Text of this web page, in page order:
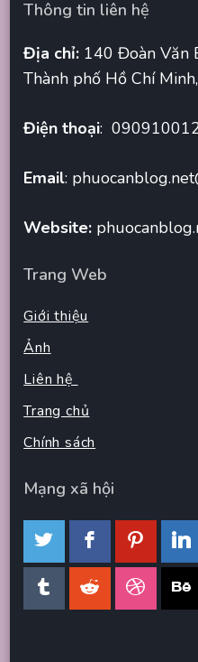
Thông tin liên hệ
Địa chỉ: 140 Đoàn Văn
Thành phố Hồ Chí
Điện thoại:
Email:
Website:
Trang Web
Giới thiệu
Ảnh
Liên hệ
Trang chủ
Chính sách
Mạng xã hội